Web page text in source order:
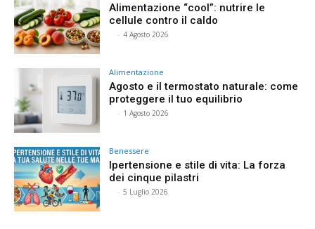
Alimentazione “cool”: nutrire le
cellule contro il caldo
- 4 Agosto 2026
Alimentazione
Agosto e il termostato naturale: come
proteggere il tuo equilibrio
- 1 Agosto 2026
Benessere
Ipertensione e stile di vita: La forza
dei cinque pilastri
- 5 Luglio 2026